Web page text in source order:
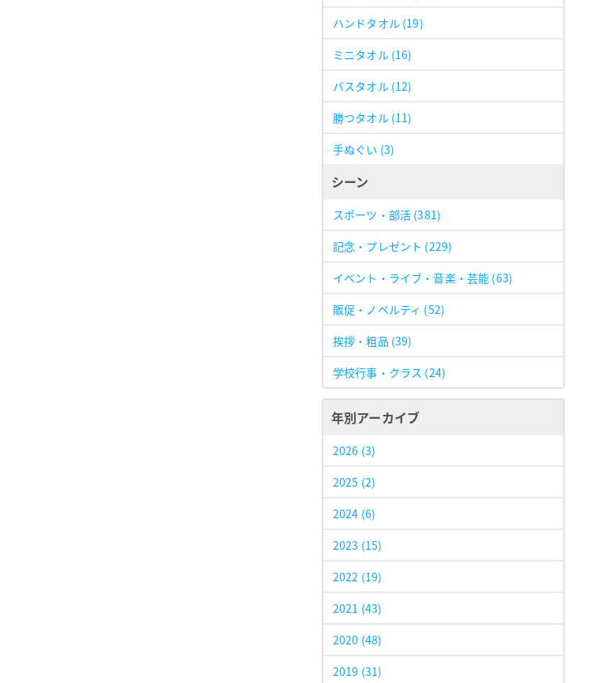
ハンドタオル (19)
ミニタオル (16)
バスタオル (12)
勝つタオル (11)
手ぬぐい (3)
シーン
スポーツ・部活 (381)
記念・プレゼント (229)
イベント・ライブ・音楽・芸能 (63)
販促・ノベルティ (52)
挨拶・粗品 (39)
学校行事・クラス (24)
年別アーカイブ
2026 (3)
2025 (2)
2024 (6)
2023 (15)
2022 (19)
2021 (43)
2020 (48)
2019 (31)